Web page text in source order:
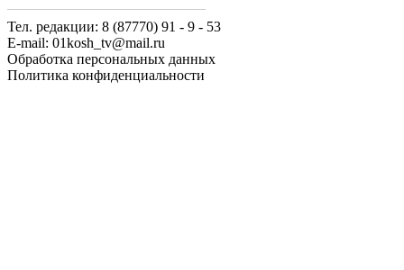
Тел. редакции: 8 (87770) 91 - 9 - 53
E-mail: 01kosh_tv@mail.ru
Обработка персональных данных
Политика конфиденциальности